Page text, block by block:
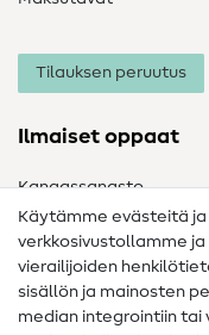
Tilauksen peruutus
Ilmaiset oppaat
Kangassanasto
Ompelusanasto
Ompeluohjeet
Apua ja
Käytämme evästeitä
verkkosivustollamme
vierailijoiden
sisällön ja mainosten
median integrointiin tai